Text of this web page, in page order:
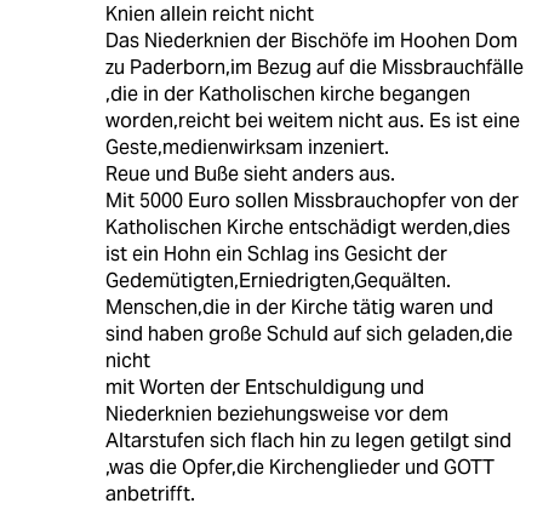
Knien allein reicht nicht
Das Niederknien der Bischöfe im Hoohen Dom
zu Paderborn,im Bezug auf die Missbrauchfälle
,die in der Katholischen kirche begangen
worden,reicht bei weitem nicht aus. Es ist eine
Geste,medienwirksam inzeniert.
Reue und Buße sieht anders aus.
Mit 5000 Euro sollen Missbrauchopfer von der
Katholischen Kirche entschädigt werden,dies
ist ein Hohn ein Schlag ins Gesicht der
Gedemütigten,Erniedrigten,Gequälten.
Menschen,die in der Kirche tätig waren und
sind haben große Schuld auf sich geladen,die
nicht
mit Worten der Entschuldigung und
Niederknien beziehungsweise vor dem
Altarstufen sich flach hin zu legen getilgt sind
,was die Opfer,die Kirchenglieder und GOTT
anbetrifft.